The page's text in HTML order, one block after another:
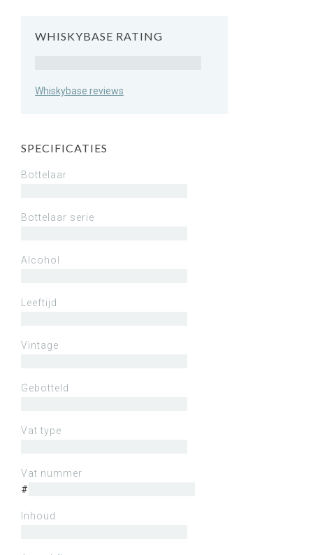
WHISKYBASE RATING
Whiskybase reviews
SPECIFICATIES
Bottelaar
Bottelaar serie
Alcohol
Leeftijd
Vintage
Gebotteld
Vat type
Vat nummer
#
Inhoud